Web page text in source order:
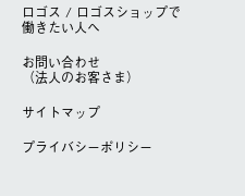
ロゴス / ロゴスショップで
働きたい人へ
お問い合わせ
（法人のお客さま）
サイトマップ
プライバシーポリシー